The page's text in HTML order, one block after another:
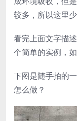
较多，所以这里
看完上面文字描
个简单的实例，如
下图是随手拍的
怎么做？